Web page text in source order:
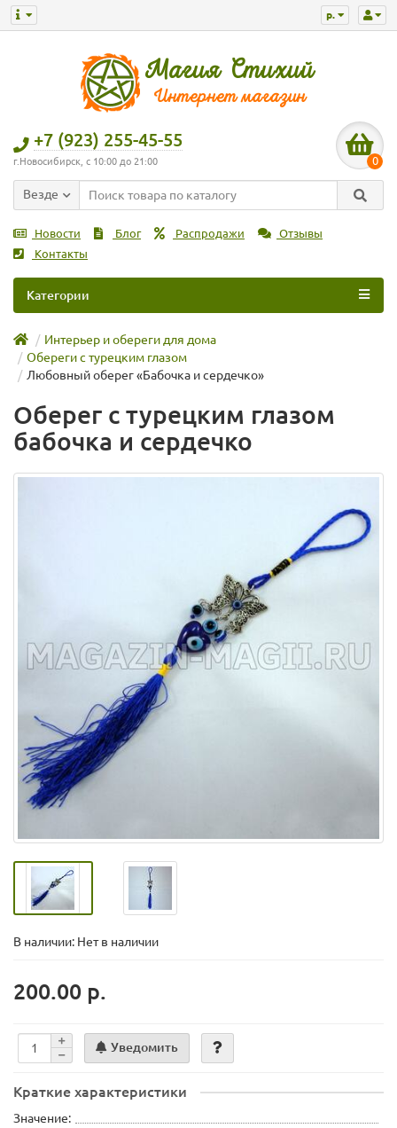
р.
+7 (923) 255-45-55
г.Новосибирск, с 10:00 до 21:00 0
Везде
Новости Блог Распродажи
Отзывы
Контакты
Категории
Интерьер и обереги для дома
Обереги с турецким глазом
Любовный оберег «Бабочка и сердечко»
Оберег с турецким глазом
бабочка и сердечко
В наличии: Нет в наличии
200.00 р.
Уведомить
Краткие характеристики
Значение: